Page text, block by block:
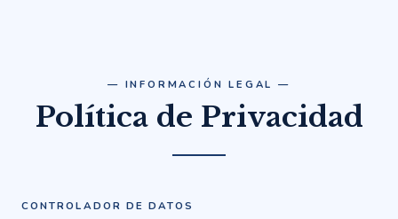
— INFORMACIÓN LEGAL —
Política de Privacidad
CONTROLADOR DE DATOS